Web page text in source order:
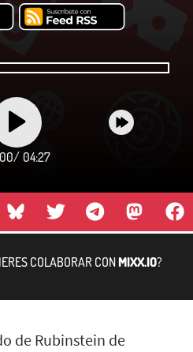
/ 04:27
COLABORAR CONMIXX.IO?
de Rubinstein de